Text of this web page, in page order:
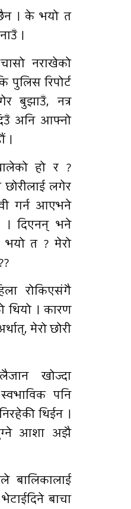
छैन । के भयो त
।
नराखेको
पुलिस रिपोर्ट
बुझाउँ, नत्र
अनि आफ्नो
।
हो र ?
छोरीलाई लगेर
गर्न आएभने
। दिएनन् भने
त ? मेरो
रोकिएसंगै
। कारण
मेरो छोरी
खोज्दा
पनि
थिईन ।
आशा अझै
बालिकालाई
बाचा